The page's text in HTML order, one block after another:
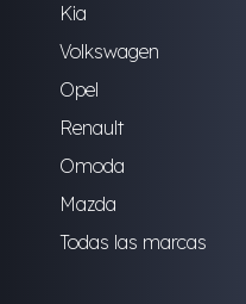
Kia
Volkswagen
Opel
Renault
Omoda
Mazda
Todas las marcas